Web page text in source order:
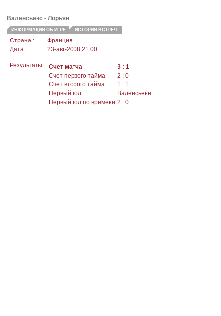
Валенсьенс - Лорьян
ИНФОРМАЦИЯ ОБ ИГРЕ ИСТОРИЯ ВСТРЕЧ
Страна :
Франция
Дата :
23-авг-2008 21:00
Результаты : Счет матча
3 : 1
Счет первого тайма
2 : 0
Счет второго тайма
1 : 1
Первый гол
Валенсьенн
Первый гол по времени 2 : 0